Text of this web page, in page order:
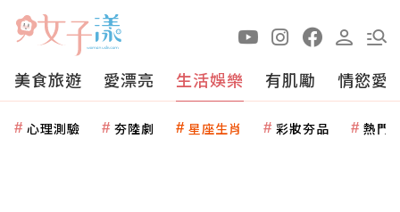
美食旅遊 愛漂亮 生活娛樂 有肌勵 情慾愛
心理測驗 夯陸劇 星座生肖 彩妝夯品 熱門